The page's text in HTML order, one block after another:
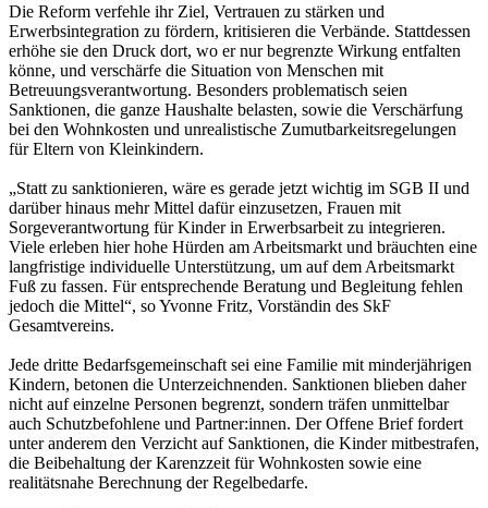
Die Reform verfehle ihr Ziel, Vertrauen zu stärken und
Erwerbsintegration zu fördern, kritisieren die Verbände. Stattdessen
erhöhe sie den Druck dort, wo er nur begrenzte Wirkung entfalten
könne, und verschärfe die Situation von Menschen mit
Betreuungsverantwortung. Besonders problematisch seien
Sanktionen, die ganze Haushalte belasten, sowie die Verschärfung
bei den Wohnkosten und unrealistische Zumutbarkeitsregelungen
für Eltern von Kleinkindern.
„Statt zu sanktionieren, wäre es gerade jetzt wichtig im SGB II und
darüber hinaus mehr Mittel dafür einzusetzen, Frauen mit
Sorgeverantwortung für Kinder in Erwerbsarbeit zu integrieren.
Viele erleben hier hohe Hürden am Arbeitsmarkt und bräuchten eine
langfristige individuelle Unterstützung, um auf dem Arbeitsmarkt
Fuß zu fassen. Für entsprechende Beratung und Begleitung fehlen
jedoch die Mittel“, so Yvonne Fritz, Vorständin des SkF
Gesamtvereins.
Jede dritte Bedarfsgemeinschaft sei eine Familie mit minderjährigen
Kindern, betonen die Unterzeichnenden. Sanktionen blieben daher
nicht auf einzelne Personen begrenzt, sondern träfen unmittelbar
auch Schutzbefohlene und Partner:innen. Der Offene Brief fordert
unter anderem den Verzicht auf Sanktionen, die Kinder mitbestrafen,
die Beibehaltung der Karenzzeit für Wohnkosten sowie eine
realitätsnahe Berechnung der Regelbedarfe.